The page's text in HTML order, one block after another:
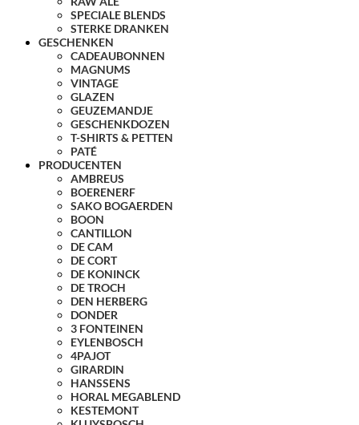
SPECIALE BLENDS
STERKE DRANKEN
GESCHENKEN
CADEAUBONNEN
MAGNUMS
VINTAGE
GLAZEN
GEUZEMANDJE
GESCHENKDOZEN
T-SHIRTS & PETTEN
PATÉ
PRODUCENTEN
AMBREUS
BOERENERF
SAKO BOGAERDEN
BOON
CANTILLON
DE CAM
DE CORT
DE KONINCK
DE TROCH
DEN HERBERG
DONDER
3 FONTEINEN
EYLENBOSCH
4PAJOT
GIRARDIN
HANSSENS
HORAL MEGABLEND
KESTEMONT